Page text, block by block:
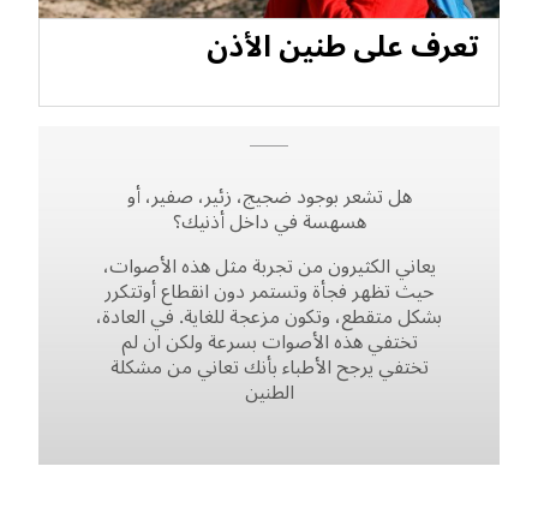
تعرف على طنين الأذن
هل تشعر بوجود ضجيج، زئير، صفير، أو
هسهسة في داخل أذنيك؟
يعاني الكثيرون من تجربة مثل هذه الأصوات،
حيث تظهر فجأة وتستمر دون انقطاع أوتتكرر
بشكل متقطع، وتكون مزعجة للغاية. في العادة،
تختفي هذه الأصوات بسرعة ولكن ان لم
تختفي يرجح الأطباء بأنك تعاني من مشكلة
الطنين